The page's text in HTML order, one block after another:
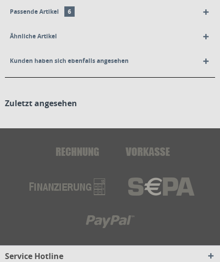
Passende Artikel 6
Ähnliche Artikel
Kunden haben sich ebenfalls angesehen
Zuletzt angesehen
Service Hotline